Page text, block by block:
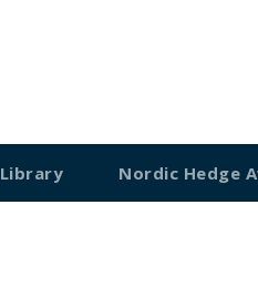
Library Nordic Hedge